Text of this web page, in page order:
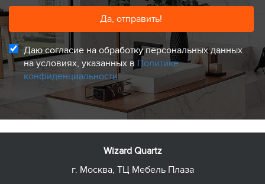
Даю согласие на обработку персональных данных
на условиях, указанных в Политике
конфиденциальности
Wizard Quartz
г. Москва, ТЦ Мебель Плаза